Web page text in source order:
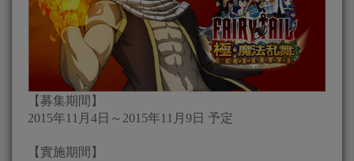
【募集期間】
2015年11月4日～2015年11月9日 予定
【實施期間】